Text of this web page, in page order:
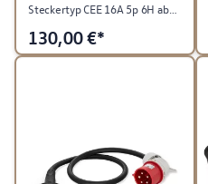
Steckertyp CEE 16A 5p 6H abgewinkelt, für ID. Charger Travel
130,00€*